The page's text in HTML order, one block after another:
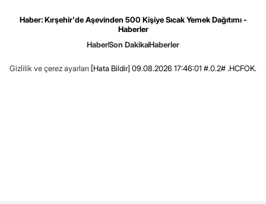
Haber: Kırşehir'de Aşevinden 500 Kişiye Sıcak Yemek Dağıtımı -
Haberler
HaberSon DakikaHaberler
Gizlilik ve çerez ayarları [Hata Bildir] 09.08.2026 17:46:01 #.0.2# .HCFOK.